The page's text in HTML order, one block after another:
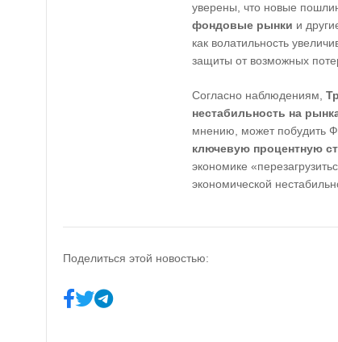
уверены, что новые
фондовые рынки и
как волатильность
защиты от возможных
Согласно наблюдениям,
нестабильность на
мнению, может побудить
ключевую процентную
экономике
экономической
Поделиться этой новостью: